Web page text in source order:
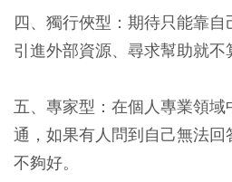
四、獨行俠型： 期待只能靠自
引進外部資源、尋求幫助就不
五、專家型： 在個人專業領域
通，如果有人問到自己無法回
不夠好。